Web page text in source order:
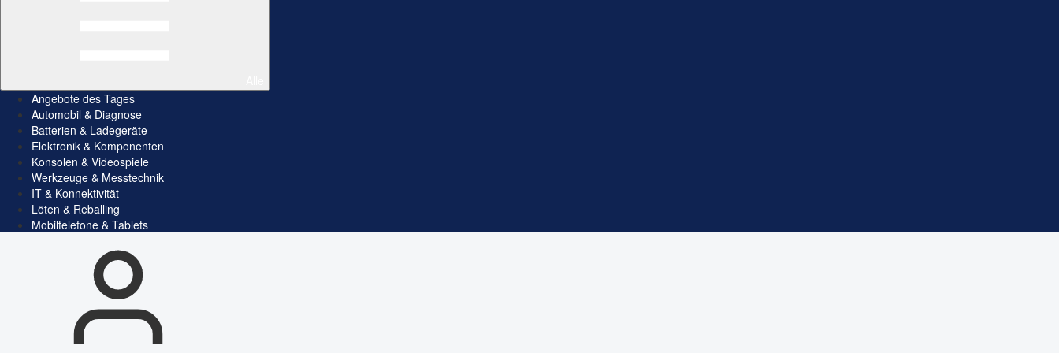
Angebote des Tages
Automobil & Diagnose
Batterien & Ladegeräte
Elektronik & Komponenten
Konsolen & Videospiele
Werkzeuge & Messtechnik
IT & Konnektivität
Löten & Reballing
Mobiltelefone & Tablets